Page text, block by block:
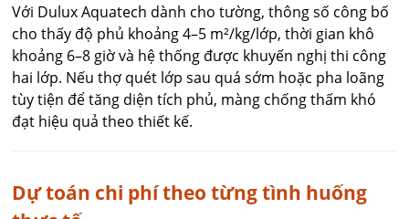
Với Dulux Aquatech dành cho tường, thông số công bố
cho thấy độ phủ khoảng 4–5 m²/kg/lớp, thời gian khô
khoảng 6–8 giờ và hệ thống được khuyến nghị thi công
hai lớp. Nếu thợ quét lớp sau quá sớm hoặc pha loãng
tùy tiện để tăng diện tích phủ, màng chống thấm khó
đạt hiệu quả theo thiết kế.
Dự toán chi phí theo từng tình huống